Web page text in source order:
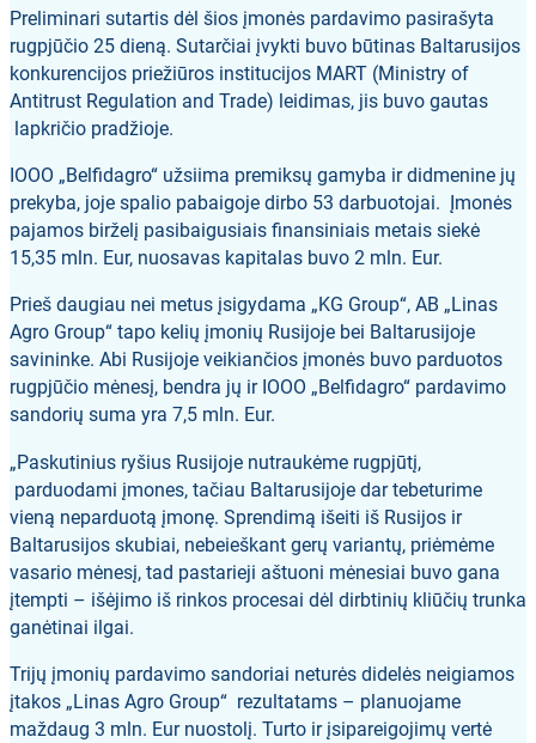
Preliminari sutartis dėl šios įmonės pardavimo pasirašyta
rugpjūčio 25 dieną. Sutarčiai įvykti buvo būtinas Baltarusijos
konkurencijos priežiūros institucijos MART (Ministry of
Antitrust Regulation and Trade) leidimas, jis buvo gautas
lapkričio pradžioje.
IOOO „Belfidagro“ užsiima premiksų gamyba ir didmenine jų
prekyba, joje spalio pabaigoje dirbo 53 darbuotojai. Įmonės
pajamos birželį pasibaigusiais finansiniais metais siekė
15,35 mln. Eur, nuosavas kapitalas buvo 2 mln. Eur.
Prieš daugiau nei metus įsigydama „KG Group“, AB „Linas
Agro Group“ tapo kelių įmonių Rusijoje bei Baltarusijoje
savininke. Abi Rusijoje veikiančios įmonės buvo parduotos
rugpjūčio mėnesį, bendra jų ir IOOO „Belfidagro“ pardavimo
sandorių suma yra 7,5 mln. Eur.
„Paskutinius ryšius Rusijoje nutraukėme rugpjūtį,
parduodami įmones, tačiau Baltarusijoje dar tebeturime
vieną neparduotą įmonę. Sprendimą išeiti iš Rusijos ir
Baltarusijos skubiai, nebeieškant gerų variantų, priėmėme
vasario mėnesį, tad pastarieji aštuoni mėnesiai buvo gana
įtempti – išėjimo iš rinkos procesai dėl dirbtinių kliūčių trunka
ganėtinai ilgai.
Trijų įmonių pardavimo sandoriai neturės didelės neigiamos
įtakos „Linas Agro Group“ rezultatams – planuojame
maždaug 3 mln. Eur nuostolį. Turto ir įsipareigojimų vertė